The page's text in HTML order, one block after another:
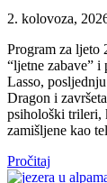
2. kolovoza,
Program za ljeto
“ljetne zabave”
Lasso,
Dragon i
psihološki trileri,
zamišljene kao
Pročitaj